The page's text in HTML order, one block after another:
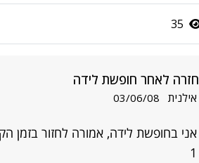
35
חזרה לאחר חופשת לידה
אילנית 03/06/08
1